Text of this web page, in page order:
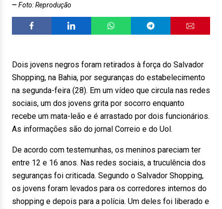
Foto: Reprodução
Dois jovens negros foram retirados à força do Salvador
Shopping, na Bahia, por seguranças do estabelecimento
na segunda-feira (28). Em um vídeo que circula nas redes
sociais, um dos jovens grita por socorro enquanto
recebe um mata-leão e é arrastado por dois funcionários.
As informações são do jornal Correio e do Uol.
De acordo com testemunhas, os meninos pareciam ter
entre 12 e 16 anos. Nas redes sociais, a truculência dos
seguranças foi criticada. Segundo o Salvador Shopping,
os jovens foram levados para os corredores internos do
shopping e depois para a polícia. Um deles foi liberado e